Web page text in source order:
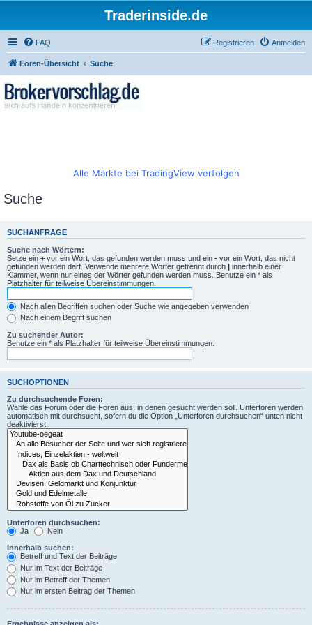
Traderinside.de
FAQ Anmelden
Registrieren
Foren-Übersicht Suche
Alle Märkte bei TradingView verfolgen
Suche
SUCHANFRAGE
Suche nach Wörtern:
Setze ein + vor ein Wort, das gefunden werden muss und ein - vor ein Wort, das nicht
gefunden werden darf. Verwende mehrere Wörter getrennt durch | innerhalb einer
Klammer, wenn nur eines der Wörter gefunden werden muss. Benutze ein * als
Platzhalter für teilweise Übereinstimmungen.
Nach allen Begriffen suchen oder Suche wie angegeben verwenden
Nach einem Begriff suchen
Zu suchender Autor:
Benutze ein * als Platzhalter für teilweise Übereinstimmungen.
SUCHOPTIONEN
Zu durchsuchende Foren:
Wähle das Forum oder die Foren aus, in denen gesucht werden soll. Unterforen werden
automatisch mit durchsucht, sofern du die Option „Unterforen durchsuchen“ unten nicht
deaktivierst.
Unterforen durchsuchen:
Ja
Nein
Innerhalb suchen:
Betreff und Text der Beiträge
Nur im Text der Beiträge
Nur im Betreff der Themen
Nur im ersten Beitrag der Themen